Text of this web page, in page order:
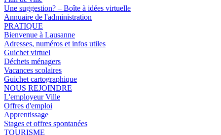
Une suggestion? – Boîte à idées virtuelle
Annuaire de l'administration
PRATIQUE
Bienvenue à Lausanne
Adresses, numéros et infos utiles
Guichet virtuel
Déchets ménagers
Vacances scolaires
Guichet cartographique
NOUS REJOINDRE
L'employeur Ville
Offres d'emploi
Apprentissage
Stages et offres spontanées
TOURISME